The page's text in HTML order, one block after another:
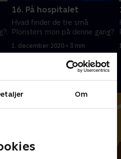
Om
16. På hospitalet
Hvad finder de tre små
Plonsters mon på denne gang?
1. december 2020 • 3 min